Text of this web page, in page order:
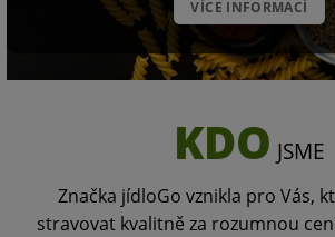
VÍCE INFORMACÍ
KDO JSME
Značka jídloGo vznikla pro Vás,
stravovat kvalitně za rozumnou